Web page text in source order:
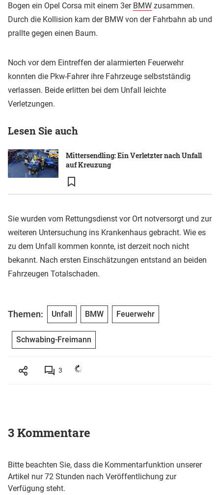
Bogen ein Opel Corsa mit einem 3er BMW zusammen.
Durch die Kollision kam der BMW von der Fahrbahn ab und
prallte gegen einen Baum.
Noch vor dem Eintreffen der alarmierten Feuerwehr
konnten die Pkw-Fahrer ihre Fahrzeuge selbstständig
verlassen. Beide erlitten bei dem Unfall leichte
Verletzungen.
Lesen Sie auch
Mittersendling: Ein Verletzter nach Unfall
auf Kreuzung
Sie wurden vom Rettungsdienst vor Ort notversorgt und zur
weiteren Untersuchung ins Krankenhaus gebracht. Wie es
zu dem Unfall kommen konnte, ist derzeit noch nicht
bekannt. Nach ersten Einschätzungen entstand an beiden
Fahrzeugen Totalschaden.
Themen: Unfall BMW Feuerwehr
Schwabing-Freimann
3
3 Kommentare
Bitte beachten Sie, dass die Kommentarfunktion unserer
Artikel nur 72 Stunden nach Veröffentlichung zur
Verfügung steht.